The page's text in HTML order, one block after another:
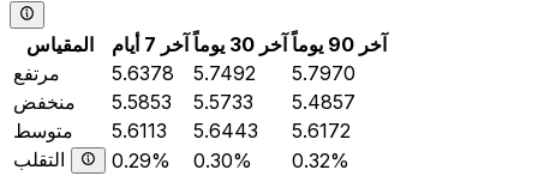
المقياس آخر 7 أيام آخر 30 يوماً
آخر 90 يوماً
مرتفع
5.6378 5.7492
5.7970
منخفض
5.5853 5.5733
5.4857
متوسط
5.6113 5.6443
5.6172
التقلب
0.29% 0.30% 0.32%